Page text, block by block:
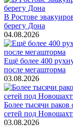
В Ростове
берегу Дона
04.08.2026
Ещё более 400
после мегашторма
03.08.2026
Более тысячи раков
сетей под
03.08.2026